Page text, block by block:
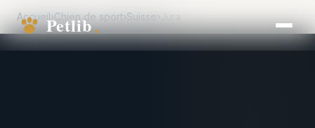
Accueil›Chien de sport›Suisse›Jura